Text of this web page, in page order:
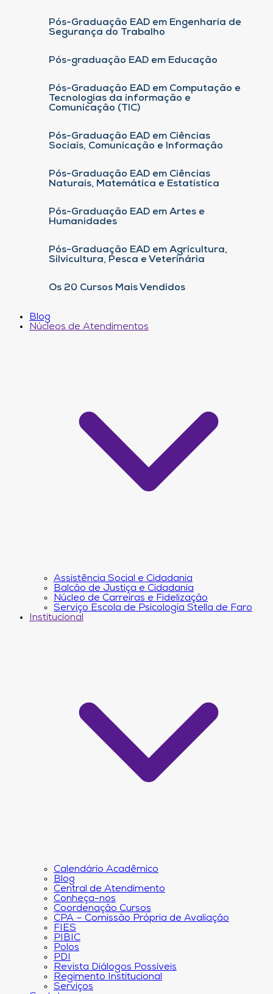
Pós-Graduação EAD em Engenharia de
Segurança do Trabalho
Pós-graduação EAD em Educação
Pós-Graduação EAD em Computação e
Tecnologias da informação e
Comunicação (TIC)
Pós-Graduação EAD em Ciências
Sociais, Comunicação e Informação
Pós-Graduação EAD em Ciências
Naturais, Matemática e Estatística
Pós-Graduação EAD em Artes e
Humanidades
Pós-Graduação EAD em Agricultura,
Silvicultura, Pesca e Veterinária
Os 20 Cursos Mais Vendidos
Blog
Núcleos de Atendimentos
Assistência Social e Cidadania
Balcão de Justiça e Cidadania
Núcleo de Carreiras e Fidelização
Serviço Escola de Psicologia Stella de Faro
Institucional
Calendário Acadêmico
Blog
Central de Atendimento
Conheça-nos
Coordenação Cursos
CPA – Comissão Própria de Avaliação
FIES
PIBIC
Polos
PDI
Revista Diálogos Possíveis
Regimento Institucional
Serviços